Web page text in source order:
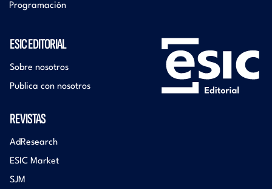
Programación
ESIC EDITORIAL
Sobre nosotros
Publica con nosotros
REVISTAS
AdResearch
ESIC Market
SJM